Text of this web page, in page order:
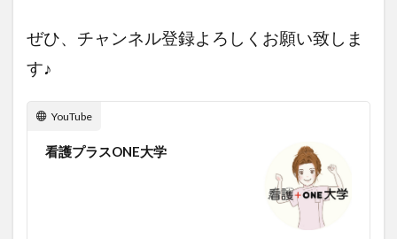
ぜひ、チャンネル登録よろしくお願い致しま
す♪
YouTube
看護プラスONE大学